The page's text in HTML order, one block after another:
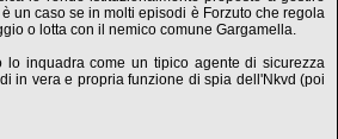
un caso se in molti episodi è Forzuto che regola
o lotta con il nemico comune Gargamella.
lo inquadra come un tipico agente di sicurezza
in vera e propria funzione di spia dell'Nkvd (poi